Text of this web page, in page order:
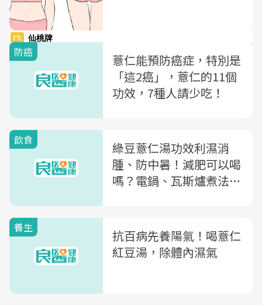
防癌
薏仁能預防癌症，特別是
「這2癌」，薏仁的11個
功效，7種人請少吃！
飲食
綠豆薏仁湯功效利濕消
腫、防中暑！減肥可以喝
嗎？電鍋、瓦斯爐煮法教
養生
抗百病先養陽氣！喝薏仁
紅豆湯，除體內濕氣